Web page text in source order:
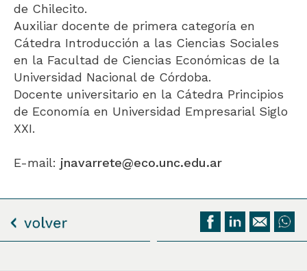
de Chilecito.
Auxiliar docente de primera categoría en
Cátedra Introducción a las Ciencias Sociales
en la Facultad de Ciencias Económicas de la
Universidad Nacional de Córdoba.
Docente universitario en la Cátedra Principios
de Economía en Universidad Empresarial Siglo
XXI.
E-mail: jnavarrete@eco.unc.edu.ar